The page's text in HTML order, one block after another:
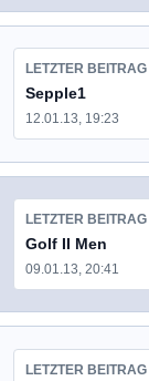
LETZTER BEITRAG
Sepple1
12.01.13, 19:23
LETZTER BEITRAG
Golf II Men
09.01.13, 20:41
LETZTER BEITRAG